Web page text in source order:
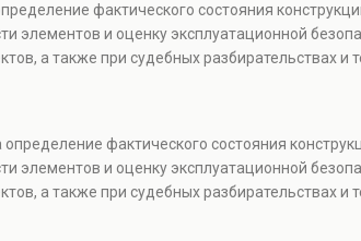
фактического состояния
элементов и оценку эксплуатационной
а также при судебных разбирательствах и
фактического состояния
элементов и оценку эксплуатационной
а также при судебных разбирательствах и